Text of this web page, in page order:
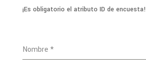
¡Es obligatorio el atributo ID de encuesta!
Nombre *